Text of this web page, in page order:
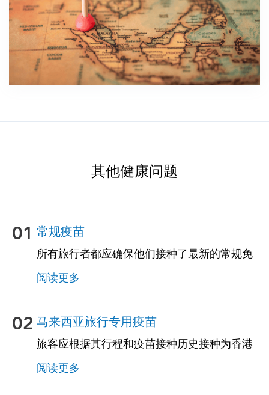
其他健康问题
01 常规疫苗
所有旅行者都应确保他们接种了最新的常规免
疫接种。其中一些疫苗包括：• 水痘（水痘）•
破伤风-白喉-百日咳 • 麻疹-腮腺炎-风疹
（MMR）• 肺炎球菌（适用于65岁及以上的成
年人，以及所有患有慢性病或免疫功能低下的
阅读更多
02 马来西亚旅行专用疫苗
旅客应根据其行程和疫苗接种历史接种为香港
量身定制的旅行相关疫苗。见下文！
阅读更多